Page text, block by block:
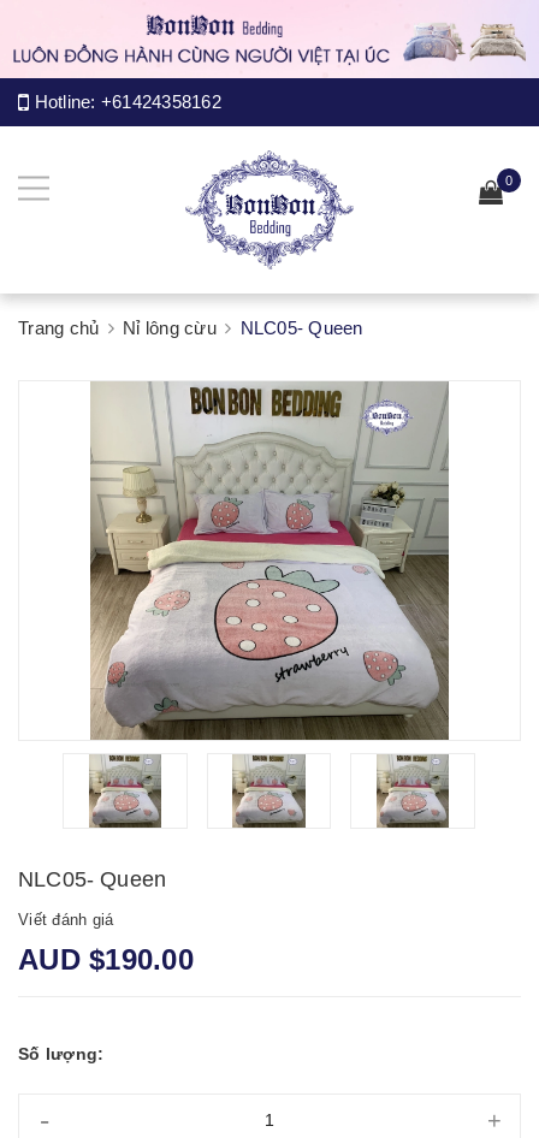
Hotline: +61424358162
0
Trang chủ Nỉ lông cừu NLC05- Queen
NLC05- Queen
Viết đánh giá
AUD $190.00
Số lượng:
- +